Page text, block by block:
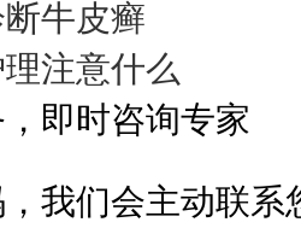
牛皮癣
注意什么
即时咨询专家
我们会主动联系